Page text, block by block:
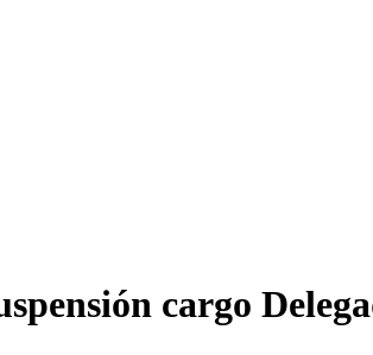
cargo